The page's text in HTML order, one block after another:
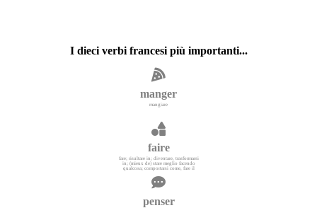
I dieci verbi francesi più importanti...
manger
mangiare
faire
fare; risultare in; diventare, trasformarsi
in; (mieux de) stare meglio facendo
qualcosa; comportarsi come, fare il
penser